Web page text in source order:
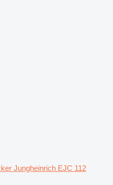
Jungheinrich EJC 112